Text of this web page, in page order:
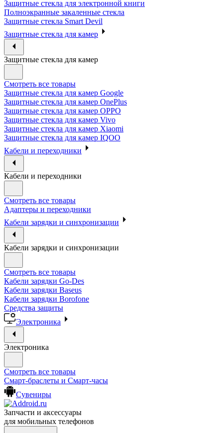
Защитные стекла для электронной книги
Полноэкранные закаленные стекла
Защитные стекла Smart Devil
Защитные стекла для камер
Защитные стекла для камер
Смотреть все товары
Защитные стекла для камер Google
Защитные стекла для камер OnePlus
Защитные стекла для камер OPPO
Защитные стекла для камер Vivo
Защитные стекла для камер Xiaomi
Защитные стекла для камер IQOO
Кабели и переходники
Кабели и переходники
Смотреть все товары
Адаптеры и переходники
Кабели зарядки и синхронизации
Кабели зарядки и синхронизации
Смотреть все товары
Кабели зарядки Go-Des
Кабели зарядки Baseus
Кабели зарядки Borofone
Средства защиты
Электроника
Электроника
Смотреть все товары
Смарт-браслеты и Смарт-часы
Сувениры
Запчасти и аксессуары
для мобильных телефонов